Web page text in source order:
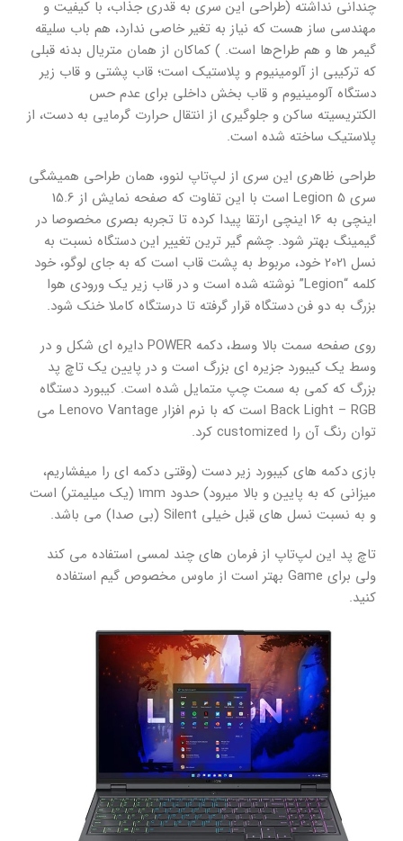
چندانی نداشته (طراحی این سری به قدری جذاب، با کیفیت و
مهندسی ساز هست که نیاز به تغیر خاصی ندارد، هم باب سلیقه
گیمر ها و هم طراح‌ها است. ) کماکان از همان متریال بدنه قبلی
که ترکیبی از آلومینیوم و پلاستیک است؛ قاب پشتی و قاب زیر
دستگاه آلومینیوم و قاب بخش داخلی برای عدم حس
الکتریسیته ساکن و جلوگیری از انتقال حرارت گرمایی به دست، از
پلاستیک ساخته شده است.
طراحی ظاهری این سری از لپ‌تاپ لنوو، همان طراحی همیشگی
سری Legion 5 است با این تفاوت که صفحه نمایش از 15.6
اینچی به 16 اینچی ارتقا پیدا کرده تا تجربه بصری مخصوصا در
گیمینگ بهتر شود. چشم گیر ترین تغییر این دستگاه نسبت به
نسل 2021 خود، مربوط به پشت قاب است که به جای لوگو، خود
کلمه “Legion” نوشته شده است و در قاب زیر یک ورودی هوا
بزرگ به دو فن دستگاه قرار گرفته تا درستگاه کاملا خنک شود.
روی صفحه سمت بالا وسط، دکمه POWER دایره ای شکل و در
وسط یک کیبورد جزیره ای بزرگ است و در پایین یک تاچ پد
بزرگ که کمی به سمت چپ متمایل شده است. کیبورد دستگاه
Back Light – RGB است که با نرم افزار Lenovo Vantage می
توان رنگ آن را customized کرد.
بازی دکمه های کیبورد زیر دست (وقتی دکمه ای را میفشاریم،
میزانی که به پایین و بالا میرود) حدود 1mm (یک میلیمتر) است
و به نسبت نسل های قبل خیلی Silent (بی صدا) می باشد.
تاچ پد این لپ‌تاپ از فرمان های چند لمسی استفاده می کند
ولی برای Game بهتر است از ماوس مخصوص گیم استفاده
کنید.